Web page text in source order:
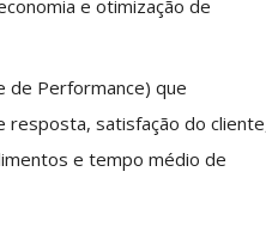
e otimização de
de Performance) que
resposta, satisfação do
e tempo médio de